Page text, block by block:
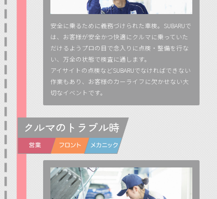
安全に乗るために義務づけられた車検。SUBARUで
は、お客様が安全かつ快適にクルマに乗っていた
だけるようプロの目で念入りに点検・整備を行な
い、万全の状態で検査に通します。
アイサイトの点検などSUBARUでなければできない
作業もあり、お客様のカーライフに欠かせない大
切なイベントです。